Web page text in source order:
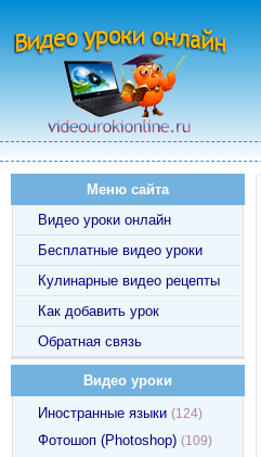
Меню сайта
Видео уроки онлайн
Бесплатные видео уроки
Кулинарные видео рецепты
Как добавить урок
Обратная связь
Видео уроки
Иностранные языки (124)
Фотошоп (Photoshop) (109)